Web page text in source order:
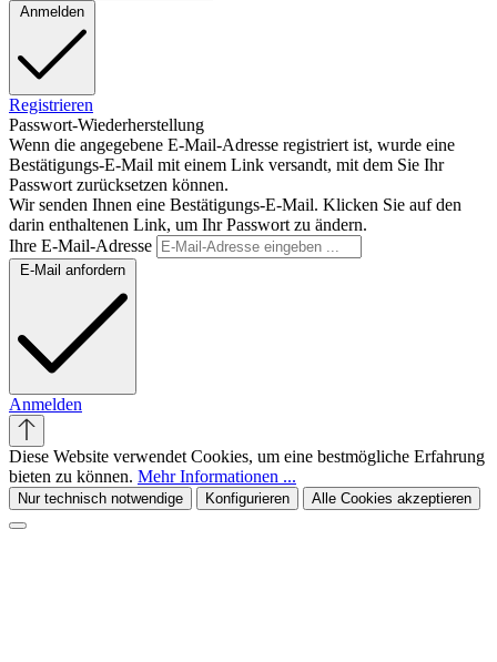
Anmelden
Registrieren
Passwort-Wiederherstellung
Wenn die angegebene E-Mail-Adresse registriert ist, wurde eine
Bestätigungs-E-Mail mit einem Link versandt, mit dem Sie Ihr
Passwort zurücksetzen können.
Wir senden Ihnen eine Bestätigungs-E-Mail. Klicken Sie auf den
darin enthaltenen Link, um Ihr Passwort zu ändern.
Ihre E-Mail-Adresse
E-Mail anfordern
Anmelden
Diese Website verwendet Cookies, um eine bestmögliche Erfahrung
bieten zu können. Mehr Informationen ...
Nur technisch notwendige Konfigurieren Alle Cookies akzeptieren